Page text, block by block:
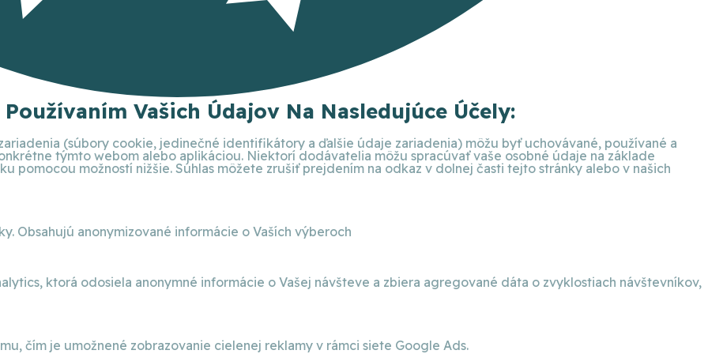
Vašich Údajov Na Nasledujúce Účely:
(súbory cookie, jedinečné identifikátory a ďalšie údaje zariadenia) môžu byť uchovávané, používané a
týmto webom alebo aplikáciou. Niektorí dodávatelia môžu spracúvať vaše osobné údaje na základe
pomocou možností nižšie. Súhlas môžete zrušiť prejdením na odkaz v dolnej časti tejto stránky alebo v našich
Obsahujú anonymizované informácie o Vaších výberoch
ktorá odosiela anonymné informácie o Vašej návšteve a zbiera agregované dáta o zvyklostiach návštevníkov,
čím je umožnené zobrazovanie cielenej reklamy v rámci siete Google Ads.